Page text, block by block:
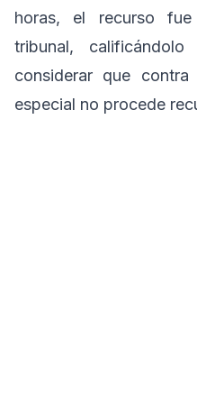
horas, el recurso
tribunal,
considerar que
especial no procede